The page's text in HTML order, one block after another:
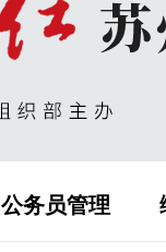
公务员管理